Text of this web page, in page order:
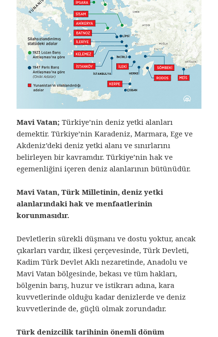
Mavi Vatan;Türkiye’nin deniz yetki alanları
demektir. Türkiye’nin Karadeniz, Marmara, Ege ve
Akdeniz’deki deniz yetki alanı ve sınırlarını
belirleyen bir kavramdır. Türkiye’nin hak ve
egemenliğini içeren deniz alanlarının bütünüdür.
Mavi Vatan, Türk Milletinin, deniz yetki
alanlarındaki hak ve menfaatlerinin
korunmasıdır.
Devletlerin sürekli düşmanı ve dostu yoktur, ancak
çıkarları vardır, ilkesi çerçevesinde, Türk Devleti,
Kadim Türk Devlet Aklı nezaretinde, Anadolu ve
Mavi Vatan bölgesinde, bekası ve tüm hakları,
bölgenin barış, huzur ve istikrarı adına, kara
kuvvetlerinde olduğu kadar denizlerde ve deniz
kuvvetlerinde de, güçlü olmak zorundadır.
Türk denizcilik tarihinin önemli dönüm